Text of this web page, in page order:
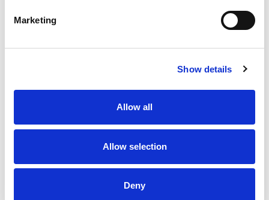
Marketing
Show details
Allow all
Allow selection
Deny
5p 1.6 tdi trendline 80cv
Usato
IVA inclusa